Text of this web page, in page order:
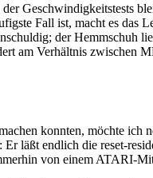
Fall ist, macht es
der
am Verhältnis
konnten, möchte ich
läßt endlich die reset-
von einem ATARI-